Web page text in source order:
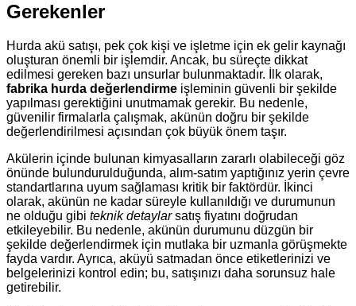
Gerekenler
Hurda akü satışı, pek çok kişi ve işletme için ek gelir kaynağı
oluşturan önemli bir işlemdir. Ancak, bu süreçte dikkat
edilmesi gereken bazı unsurlar bulunmaktadır. İlk olarak,
fabrika hurda değerlendirme işleminin güvenli bir şekilde
yapılması gerektiğini unutmamak gerekir. Bu nedenle,
güvenilir firmalarla çalışmak, akünün doğru bir şekilde
değerlendirilmesi açısından çok büyük önem taşır.
Akülerin içinde bulunan kimyasalların zararlı olabileceği göz
önünde bulundurulduğunda, alım-satım yaptığınız yerin çevre
standartlarına uyum sağlaması kritik bir faktördür. İkinci
olarak, akünün ne kadar süreyle kullanıldığı ve durumunun
ne olduğu gibi teknik detaylarsatış fiyatını doğrudan
etkileyebilir. Bu nedenle, akünün durumunu düzgün bir
şekilde değerlendirmek için mutlaka bir uzmanla görüşmekte
fayda vardır. Ayrıca, aküyü satmadan önce etiketlerinizi ve
belgelerinizi kontrol edin; bu, satışınızı daha sorunsuz hale
getirebilir.